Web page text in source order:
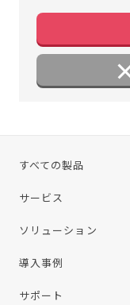
すべての製品
サービス
ソリューション
導入事例
サポート